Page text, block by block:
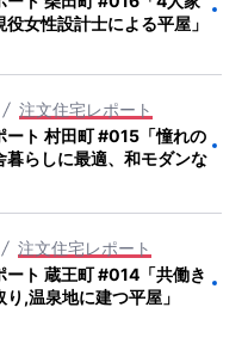
女性設計士による平屋」
注文住宅レポート
ート 村田町 #015「憧れの
暮らしに最適、和モダンな
注文住宅レポート
ート 蔵王町 #014「共働き
,温泉地に建つ平屋」